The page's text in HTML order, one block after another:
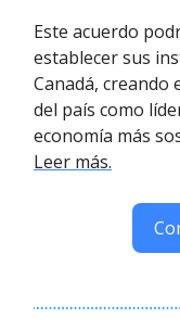
Este acuerdo
establecer sus
Canadá, creando
del país como
economía más
Leer más.